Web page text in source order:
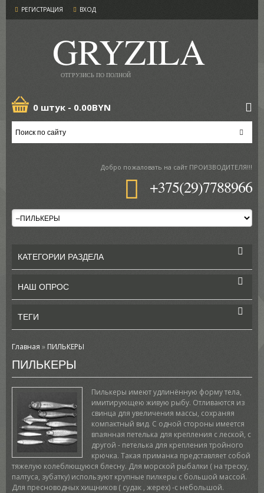
РЕГИСТРАЦИЯ ВХОД
GRYZILA
ОТГРУЗИСЬ ПО ПОЛНОЙ
0 штук - 0.00BYN
Добро пожаловать на сайт ПРОИЗВОДИТЕЛЯ!!!
+375(29)7788966
КАТЕГОРИИ РАЗДЕЛА
НАШ ОПРОС
ТЕГИ
Главная » ПИЛЬКЕРЫ
ПИЛЬКЕРЫ
Пилькеры имеют удлинённую форму тела,
имитирующею живую рыбу. Отливаются из
свинца для увеличения массы, сохраняя
компактный вид. С одной стороны имеется
впаянная петелька для крепления с леской, с
другой - петелька для крепления тройного
крючка. Такая приманка представляет собой
тяжелую колеблющуюся блесну. Для морской рыбалки ( на треску,
палтуса, зубатку) используют крупные пилкеры с большой массой.
Для пресноводных хищников ( судак , жерех) -с небольшой.